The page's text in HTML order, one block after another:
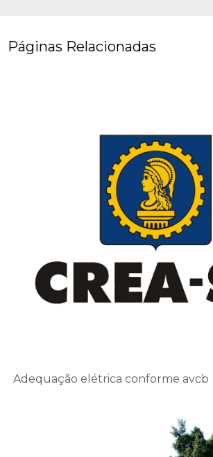
Páginas Relacionadas
Adequação elétrica conforme avcb